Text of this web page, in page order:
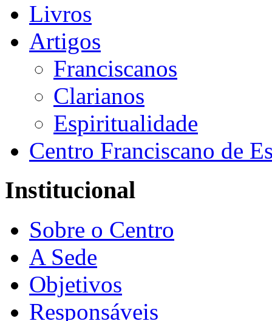
Livros
Artigos
Franciscanos
Clarianos
Espiritualidade
Centro Franciscano de
Institucional
Sobre o Centro
A Sede
Objetivos
Responsáveis